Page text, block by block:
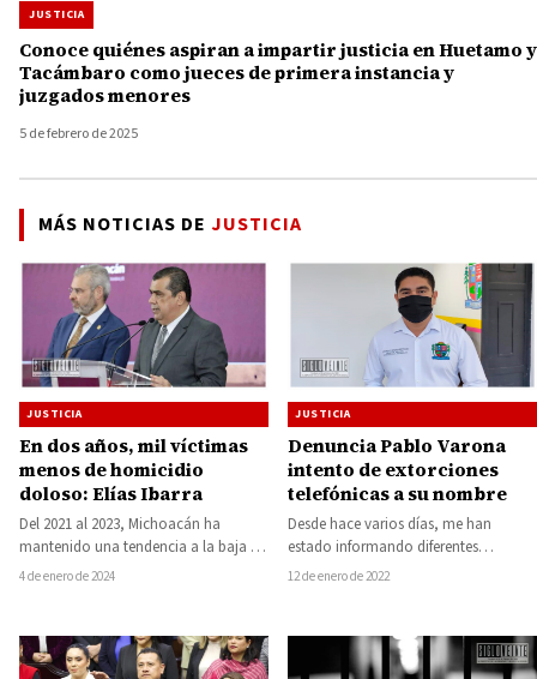
JUSTICIA
Conoce quiénes aspiran a impartir justicia en Huetamo y
Tacámbaro como jueces de primera instancia y
juzgados menores
5 de febrero de 2025
MÁS NOTICIAS DE JUSTICIA
JUSTICIA
En dos años, mil víctimas
menos de homicidio
doloso: Elías Ibarra
Del 2021 al 2023, Michoacán ha
mantenido una tendencia a la baja en
cuanto al registro del delito…
4 de enero de 2024
JUSTICIA
Denuncia Pablo Varona
intento de extorciones
telefónicas a su nombre
Desde hace varios días, me han
estado informando diferentes
personas que reciben llamadas a mi
12 de enero de 2022